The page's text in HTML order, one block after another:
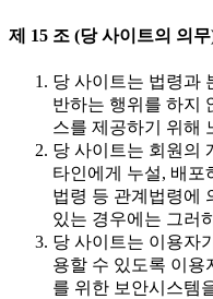
제 15 조 (당 사이트의 의
당 사이트는 법령과
반하는 행위를 하지
스를 제공하기 위해
당 사이트는 회원의
타인에게 누설, 배포
법령 등 관계법령에
있는 경우에는 그러
당 사이트는 이용자
용할 수 있도록 이용
를 위한 보안시스템